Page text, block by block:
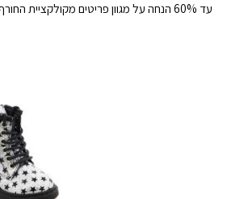
עד 60% הנחה על מגוון פריטים מקולקציית החורף.